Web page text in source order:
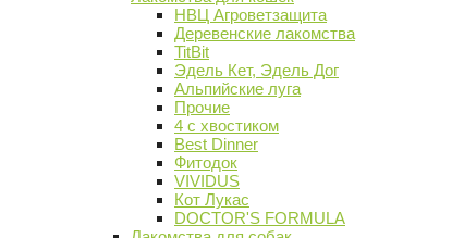
НВЦ Агроветзащита
Деревенские лакомства
TitBit
Эдель Кет, Эдель Дог
Альпийские луга
Прочие
4 с хвостиком
Best Dinner
Фитодок
VIVIDUS
Кот Лукас
DOCTOR'S FORMULA